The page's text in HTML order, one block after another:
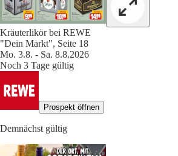
Kräuterlikör bei REWE
"Dein Markt", Seite 18
Mo. 3.8. - Sa. 8.8.2026
Noch 3 Tage gültig
Prospekt öffnen
Demnächst gültig